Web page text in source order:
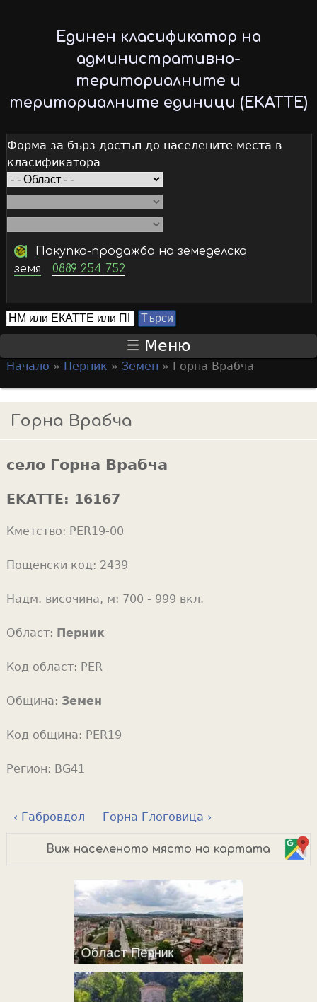
to
main
content
Единен класификатор на
административно-
териториалните и
териториалните единици (ЕКАТТЕ)
Форма за бърз достъп до населените места в
класификатора
Покупко-продажба на земеделска
земя
0889 254 752
S
e
r
c
h
f
r
m
Т
ъ
с
и
Меню
o
u
r
e
e
Начало » Перник » Земен » Горна Врабча
Горна Врабча
село Горна Врабча
EKATTE: 16167
Кметство: PER19-00
Пощенски код: 2439
Надм. височина, м: 700 - 999 вкл.
Област: Перник
Код област: PER
Община: Земен
Код община: PER19
Регион: BG41
‹ Габровдол Горна Глоговица ›
Виж населеното място на картата